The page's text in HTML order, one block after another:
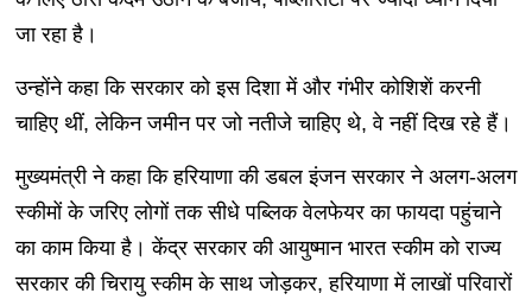
जा रहा है।
उन्होंने कहा कि सरकार को इस दिशा में और गंभीर कोशिशें करनी
चाहिए थीं, लेकिन जमीन पर जो नतीजे चाहिए थे, वे नहीं दिख रहे हैं।
मुख्यमंत्री ने कहा कि हरियाणा की डबल इंजन सरकार ने अलग-अलग
स्कीमों के जरिए लोगों तक सीधे पब्लिक वेलफेयर का फायदा पहुंचाने
का काम किया है। केंद्र सरकार की आयुष्मान भारत स्कीम को राज्य
सरकार की चिरायु स्कीम के साथ जोड़कर, हरियाणा में लाखों परिवारों